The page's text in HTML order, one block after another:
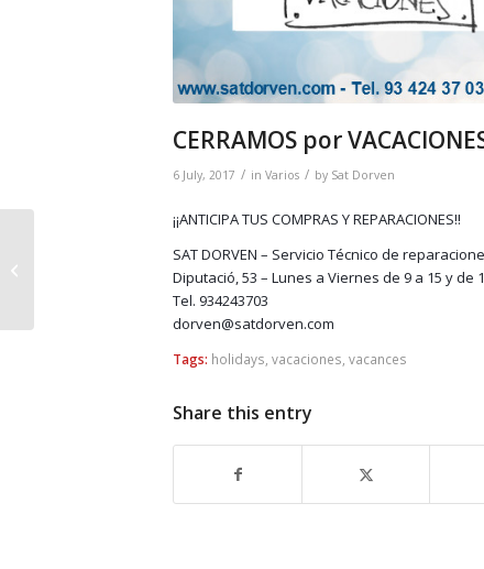
CERRAMOS por
6 July, 2017 / in Varios / by Sat Dorven
¡¡ANTICIPA TUS COMPRAS Y REPARACIONES!!
SAT DORVEN – Servicio Técnico de
Diputació, 53 – Lunes a Viernes de 9 a 15 y de
Tel. 934243703
dorven@satdorven.com
Tags: holidays vacaciones vacances
Share this entry